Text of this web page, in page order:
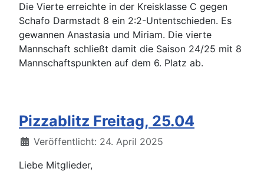
Die Vierte erreichte in der Kreisklasse C gegen
Schafo Darmstadt 8 ein 2:2-Untentschieden. Es
gewannen Anastasia und Miriam. Die vierte
Mannschaft schließt damit die Saison 24/25 mit 8
Mannschaftspunkten auf dem 6. Platz ab.
Pizzablitz Freitag, 25.04
Details
Veröffentlicht: 24. April 2025
Liebe Mitglieder,